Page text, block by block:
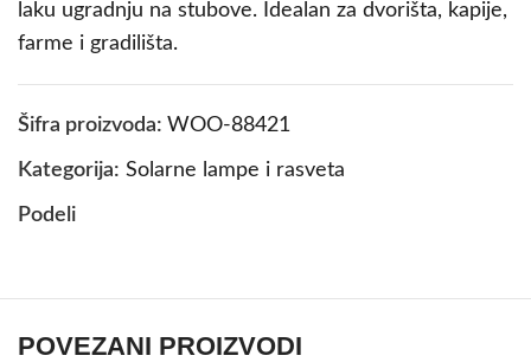
laku ugradnju na stubove. Idealan za dvorišta, kapije,
farme i gradilišta.
Šifra proizvoda: WOO-88421
Kategorija: Solarne lampe i rasveta
Podeli
POVEZANI PROIZVODI